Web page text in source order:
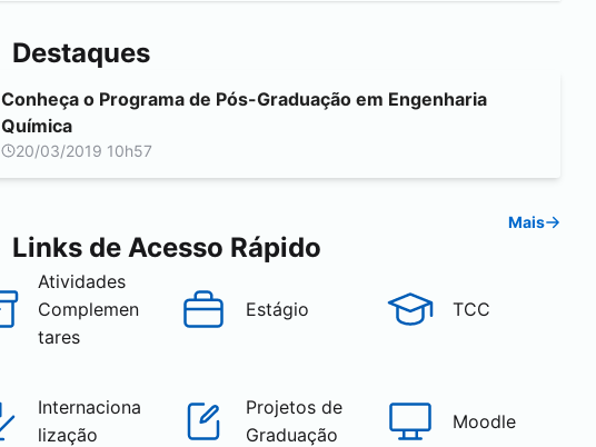
Destaques
Conheça o Programa de Pós-Graduação em Engenharia
Química
20/03/2019 10h57
Mais
Links de Acesso Rápido
Atividades
Complemen
tares
Estágio TCC
Internaciona
lização
Projetos de
Graduação
Moodle